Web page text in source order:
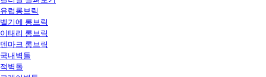
유럽롱브릭
벨기에 롱브릭
이태리 롱브릭
덴마크 롱브릭
국내벽돌
적벽돌